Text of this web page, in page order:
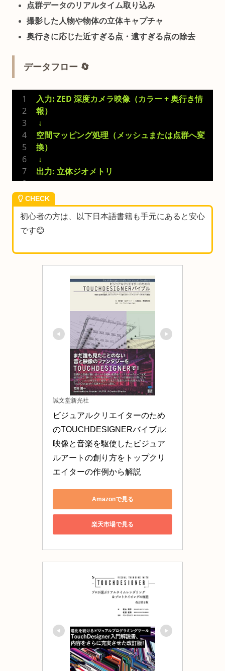
点群データのリアルタイム取り込み
撮影した人物や物体の立体キャプチャ
奥行きに応じた近すぎる点・遠すぎる点の除去
データフロー 🔄
入力: ZED 深度カメラ映像（カラー + 奥行き情
報）
↓
空間マッピング処理（メッシュまたは点群へ変
換）
↓
出力: 立体ジオメトリ
CHECK
初心者の方は、以下日本語書籍も手元にあると安心
です😊
誠文堂新光社
ビジュアルクリエイターのため
のTOUCHDESIGNERバイブル:
映像と音楽を駆使したビジュア
ルアートの創り方をトップクリ
エイターの作例から解説
Amazonで見る
楽天市場で見る